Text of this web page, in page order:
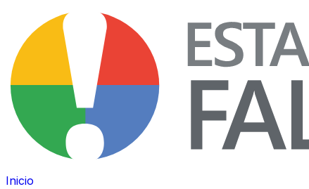
Inicio